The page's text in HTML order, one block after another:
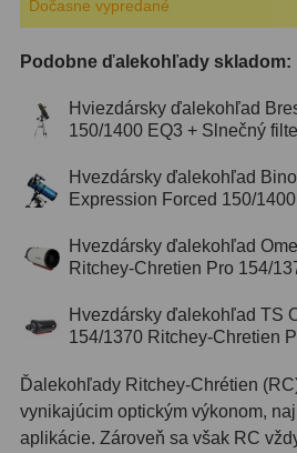
S mriežkou6
Ostatné30
Mesačné a polarizačné23
Slnečné42
CLS a UHC 14
Dočasne vypredané
Podobne ďalekohľady skladom:
Hviezdársky ďalekohľad
150/1400 EQ3 + Slnečný
Hvezdársky ďalekohľad
Expression Forced 150/
Hvezdársky ďalekohľad
Ritchey-Chretien Pro 154/
Hvezdársky ďalekohľad TS
154/1370 Ritchey-Chretien
Ďalekohľady Ritchey-Chrétien
vynikajúcim optickým výkonom,
aplikácie. Zároveň sa však RC